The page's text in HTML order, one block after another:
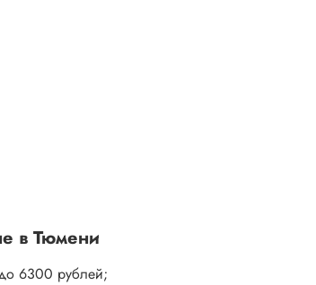
в Тюмени
6300 рублей;